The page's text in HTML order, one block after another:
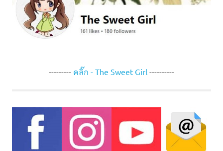
--------- คลิ๊ก - The Sweet Girl ----------